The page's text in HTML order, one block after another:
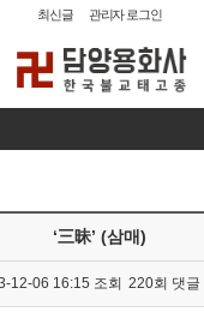
최신글 관리자 로그인
‘三昧’ (삼매)
12-06 16:15 조회 220회 댓글